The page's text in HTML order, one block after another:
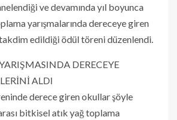
ve devamında yıl boyunca
yarışmalarında dereceye giren
edildiği ödül töreni düzenlendi.
DERECEYE
ALDI
derece giren okullar şöyle
bitkisel atık yağ toplama